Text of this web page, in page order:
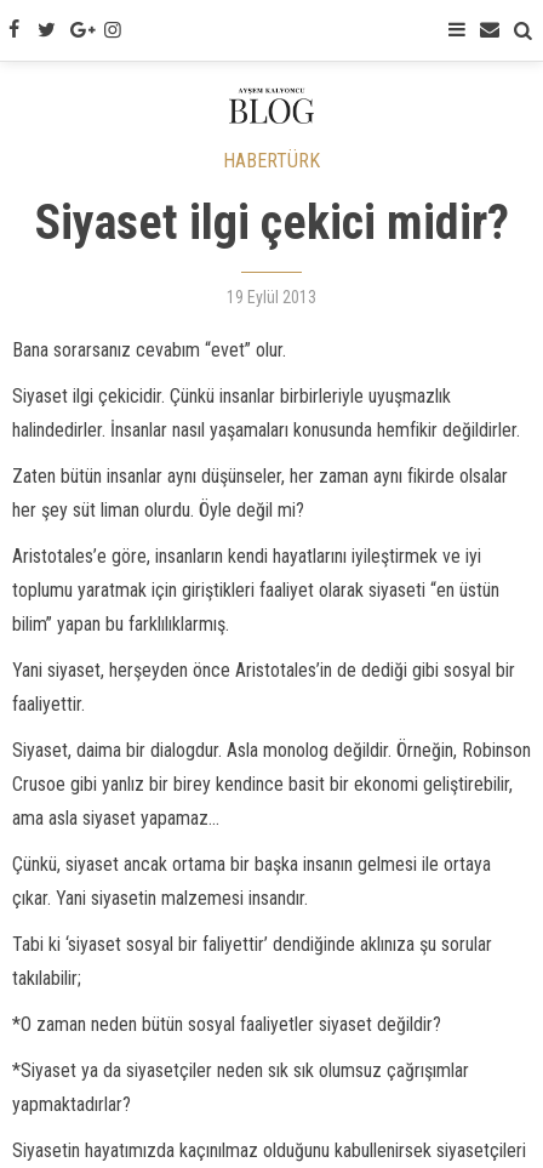
HABERTÜRK
Siyaset ilgi çekici midir?
19 Eylül 2013
Bana sorarsanız cevabım “evet” olur.
Siyaset ilgi çekicidir. Çünkü insanlar birbirleriyle uyuşmazlık
halindedirler. İnsanlar nasıl yaşamaları konusunda hemfikir değildirler.
Zaten bütün insanlar aynı düşünseler, her zaman aynı fikirde olsalar
her şey süt liman olurdu. Öyle değil mi?
Aristotales’e göre, insanların kendi hayatlarını iyileştirmek ve iyi
toplumu yaratmak için giriştikleri faaliyet olarak siyaseti “en üstün
bilim” yapan bu farklılıklarmış.
Yani siyaset, herşeyden önce Aristotales’in de dediği gibi sosyal bir
faaliyettir.
Siyaset, daima bir dialogdur. Asla monolog değildir. Örneğin, Robinson
Crusoe gibi yanlız bir birey kendince basit bir ekonomi geliştirebilir,
ama asla siyaset yapamaz...
Çünkü, siyaset ancak ortama bir başka insanın gelmesi ile ortaya
çıkar. Yani siyasetin malzemesi insandır.
Tabi ki ‘siyaset sosyal bir faliyettir’ dendiğinde aklınıza şu sorular
takılabilir;
*O zaman neden bütün sosyal faaliyetler siyaset değildir?
*Siyaset ya da siyasetçiler neden sık sık olumsuz çağrışımlar
yapmaktadırlar?
Siyasetin hayatımızda kaçınılmaz olduğunu kabullenirsek siyasetçileri